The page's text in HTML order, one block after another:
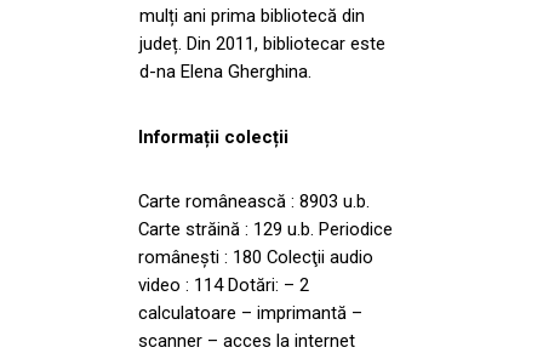
mulți ani prima bibliotecă din
județ. Din 2011, bibliotecar este
d-na Elena Gherghina.
Informații colecții
Carte românească : 8903 u.b.
Carte străină : 129 u.b. Periodice
româneşti : 180 Colecţii audio
video : 114 Dotări: – 2
calculatoare – imprimantă –
scanner – acces la internet